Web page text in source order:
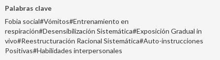
Palabras clave
Fobia social#Vómitos#Entrenamiento en
respiración#Desensibilización Sistemática#Exposición Gradual in
vivo#Reestructuración Racional Sistemática#Auto-instrucciones
Positivas#Habilidades interpersonales